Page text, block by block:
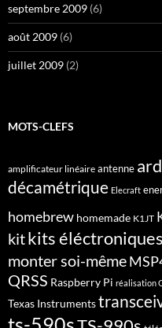
septembre 2009 (6)
août 2009 (6)
juillet 2009 (2)
MOTS-CLEFS
amplificateur linéaire antenne
décamétrique Elecraft
homebrew homemade K1JT
kitkits éléctroniques
monter soi-même
QRSS Raspberry Pi réalisation
Texas Instruments